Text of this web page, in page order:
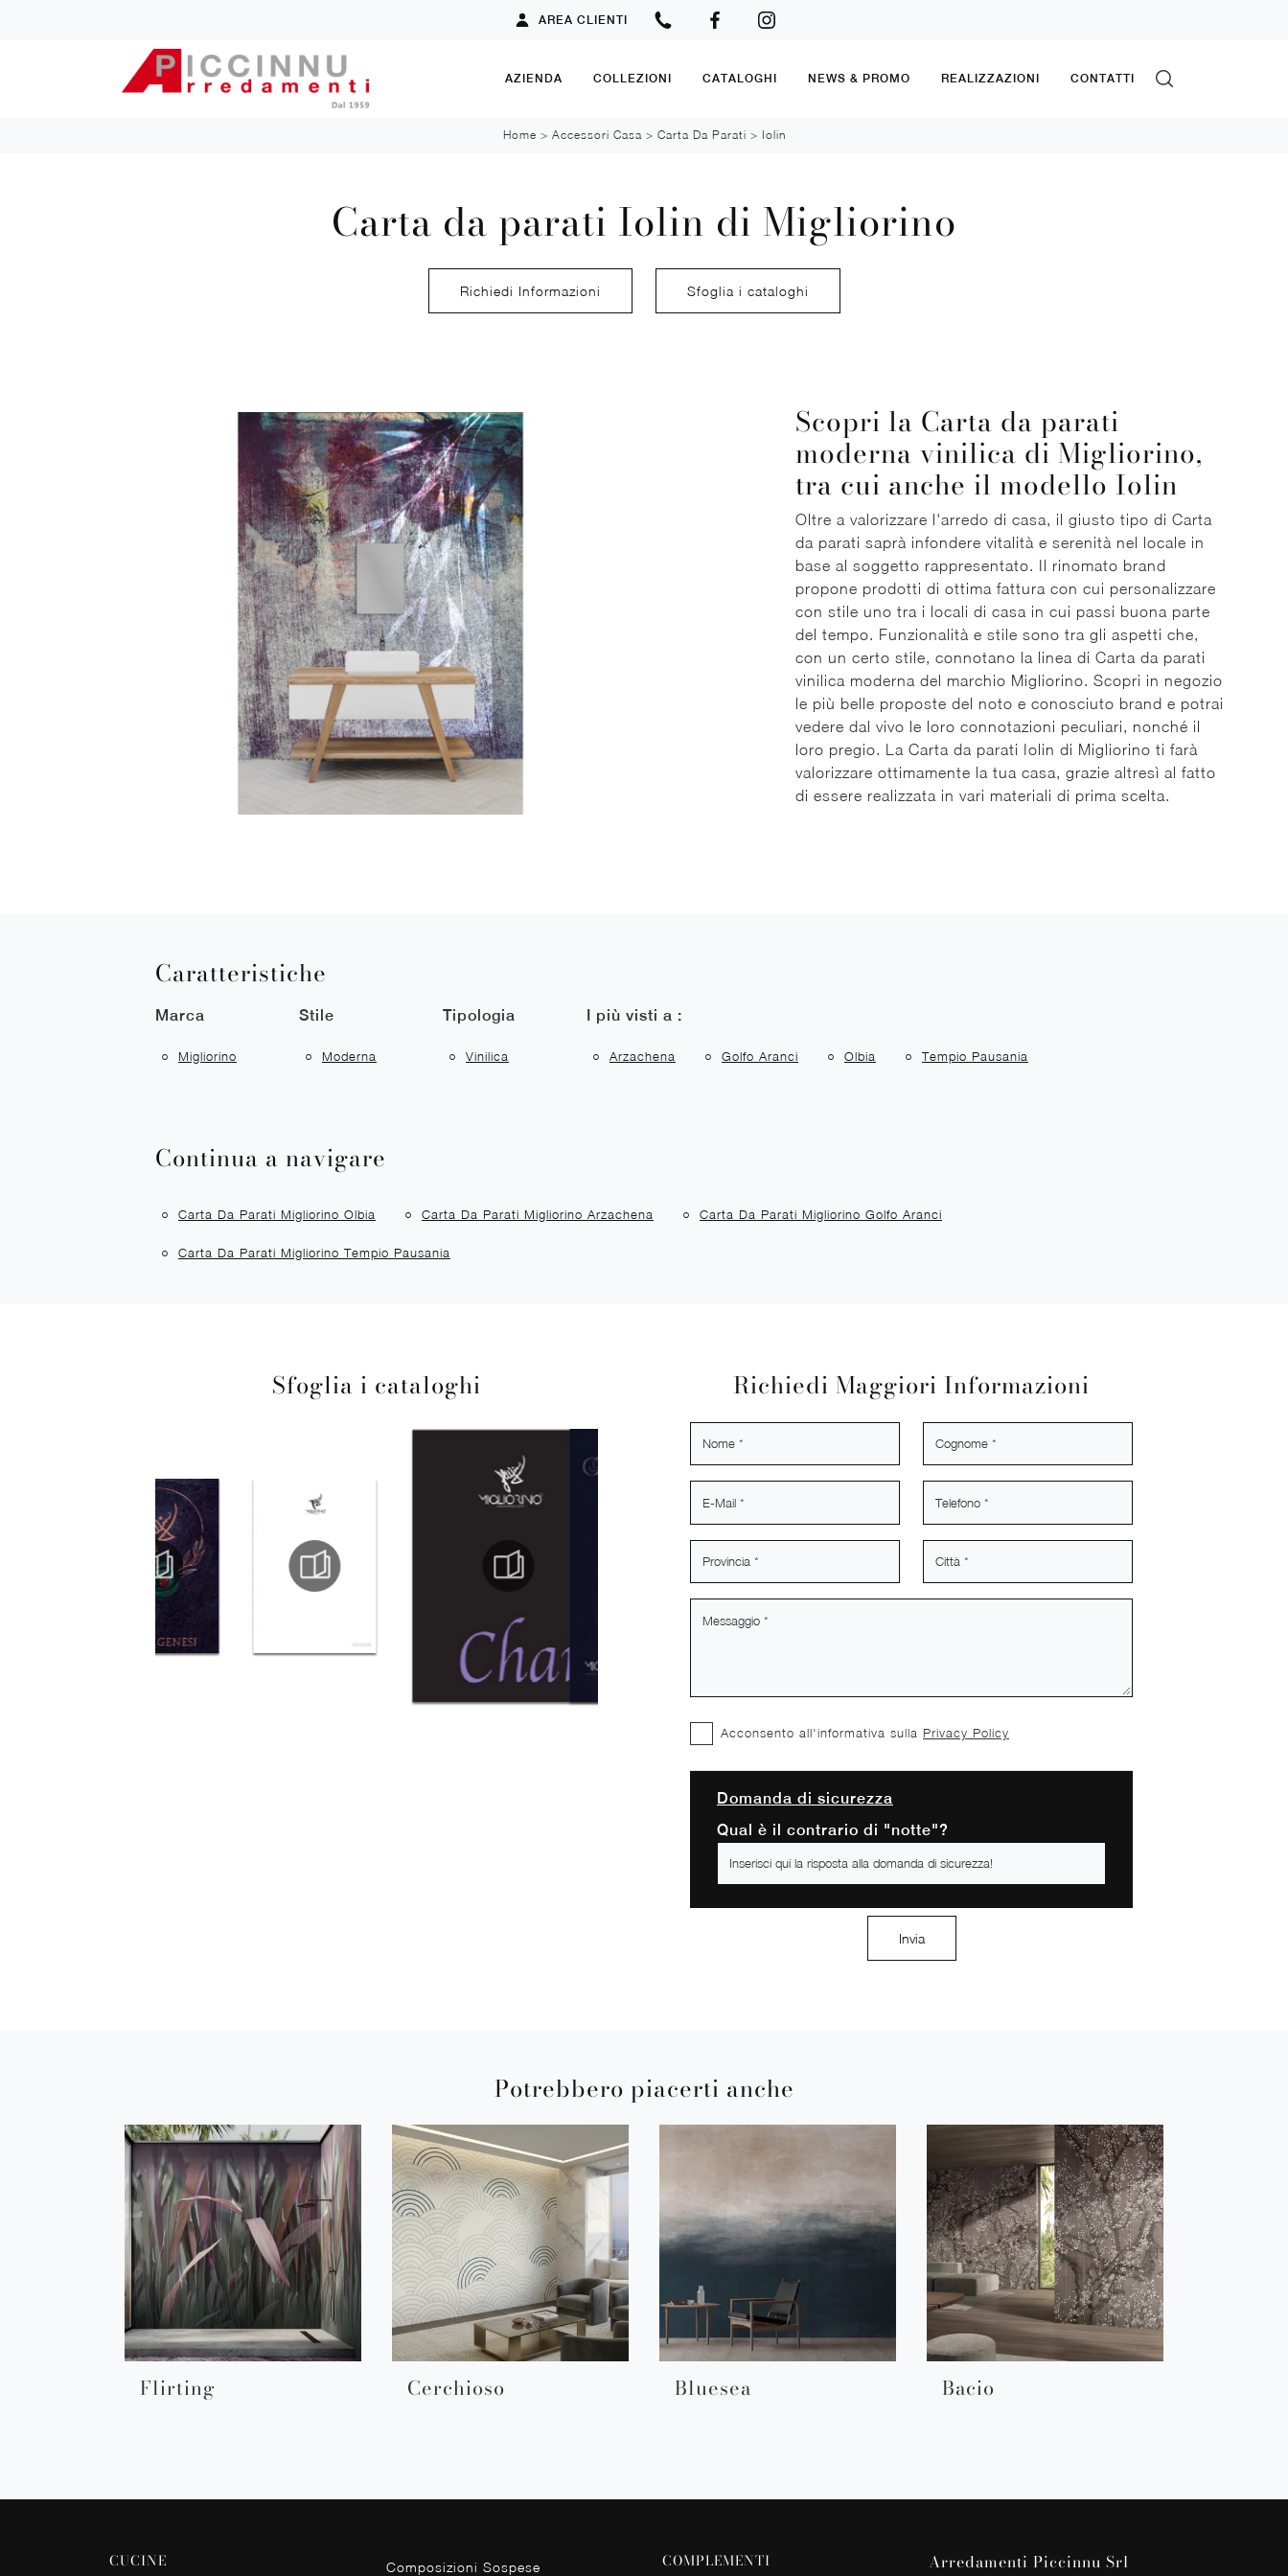
AREA CLIENTI
AZIENDA COLLEZIONI CATALOGHI NEWS & PROMO REALIZZAZIONI CONTATTI
Home > Accessori Casa > Carta Da Parati > Iolin
Carta da parati Iolin di Migliorino
Richiedi Informazioni Sfoglia i cataloghi
Scopri la Carta da parati
moderna vinilica di Migliorino,
tra cui anche il modello Iolin
Oltre a valorizzare l'arredo di casa, il giusto tipo di Carta
da parati saprà infondere vitalità e serenità nel locale in
base al soggetto rappresentato. Il rinomato brand
propone prodotti di ottima fattura con cui personalizzare
con stile uno tra i locali di casa in cui passi buona parte
del tempo. Funzionalità e stile sono tra gli aspetti che,
con un certo stile, connotano la linea di Carta da parati
vinilica moderna del marchio Migliorino. Scopri in negozio
le più belle proposte del noto e conosciuto brand e potrai
vedere dal vivo le loro connotazioni peculiari, nonché il
loro pregio. La Carta da parati Iolin di Migliorino ti farà
valorizzare ottimamente la tua casa, grazie altresì al fatto
di essere realizzata in vari materiali di prima scelta.
Caratteristiche
Marca
Migliorino
Stile
Moderna
Tipologia
Vinilica
I più visti a :
Arzachena Golfo Aranci Olbia Tempio Pausania
Continua a navigare
Carta Da Parati Migliorino Olbia Carta Da Parati Migliorino Arzachena Carta Da Parati Migliorino Golfo Aranci
Carta Da Parati Migliorino Tempio Pausania
Sfoglia i cataloghi Richiedi Maggiori Informazioni
Acconsento all'informativa sulla Privacy Policy
Domanda di sicurezza
Qual è il contrario di "notte"?
Invia
Potrebbero piacerti anche
Flirting Cerchioso Bluesea Bacio
CUCINE Composizioni Sospese COMPLEMENTI Arredamenti Piccinnu Srl